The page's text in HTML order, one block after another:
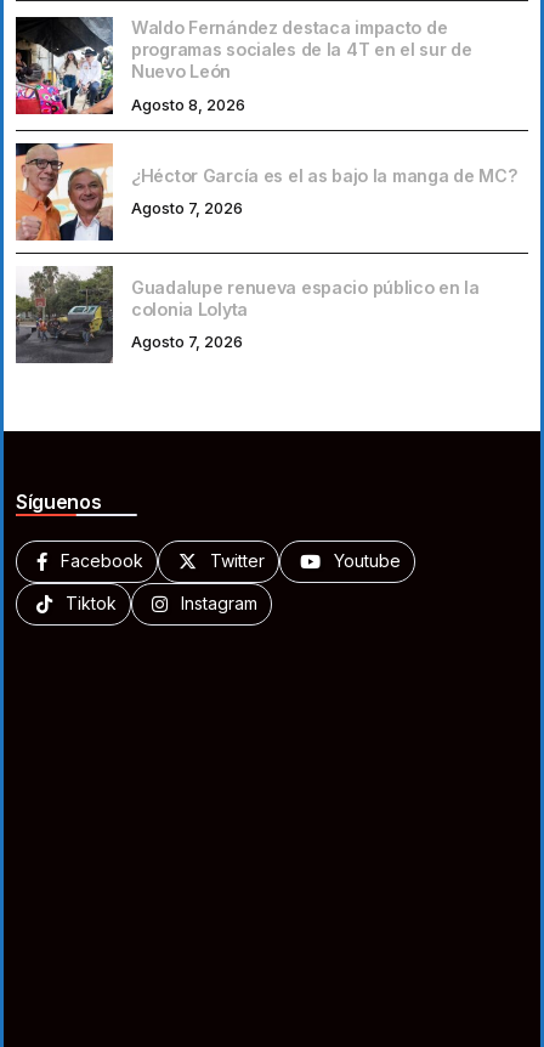
Waldo Fernández destaca impacto de
programas sociales de la 4T en el sur de
Nuevo León
Agosto 8, 2026
¿Héctor García es el as bajo la manga de MC?
Agosto 7, 2026
Guadalupe renueva espacio público en la
colonia Lolyta
Agosto 7, 2026
Síguenos
Facebook Twitter Youtube
Tiktok Instagram